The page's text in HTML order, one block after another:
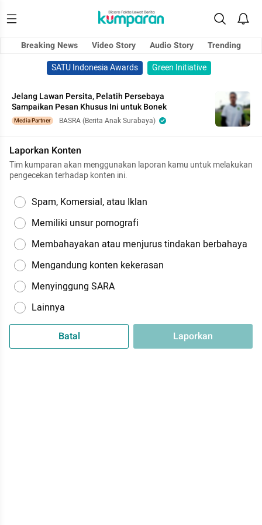
Breaking News Video Story Audio Story
Trending
SATU Indonesia Awards
Green Initiative
Jelang Lawan Persita, Pelatih Persebaya
Sampaikan Pesan Khusus Ini untuk Bonek
Media Partner BASRA (Berita Anak Surabaya)
Laporkan Konten
Tim kumparan akan menggunakan laporan kamu untuk melakukan
pengecekan terhadap konten ini.
Spam, Komersial, atau Iklan
Memiliki unsur pornografi
Membahayakan atau menjurus tindakan berbahaya
Mengandung konten kekerasan
Menyinggung SARA
Lainnya
Batal Laporkan